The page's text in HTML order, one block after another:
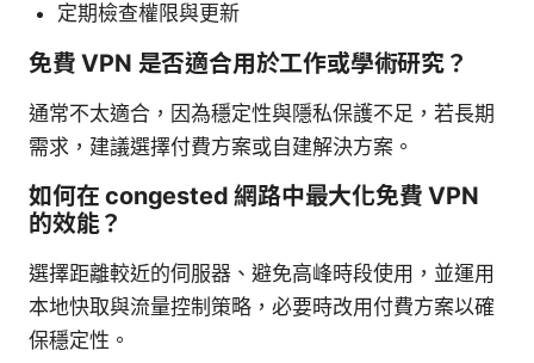
定期檢查權限與更新
免費 VPN 是否適合用於工作或學術研究？
通常不太適合，因為穩定性與隱私保護不足，若長期
需求，建議選擇付費方案或自建解決方案。
如何在 congested 網路中最大化免費 VPN
的效能？
選擇距離較近的伺服器、避免高峰時段使用，並運用
本地快取與流量控制策略，必要時改用付費方案以確
保穩定性。